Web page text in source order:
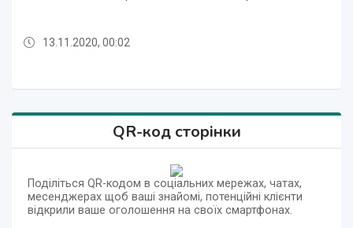
13.11.2020, 00:02
QR-код сторінки
Поділіться QR-кодом в соціальних мережах, чатах,
месенджерах щоб ваші знайомі, потенційні клієнти
відкрили ваше оголошення на своїх смартфонах.